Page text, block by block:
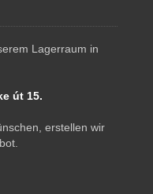
Lagerraum in
út 15.
erstellen wir